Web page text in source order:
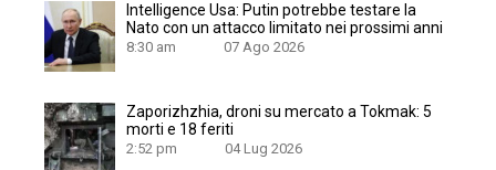
Intelligence Usa: Putin potrebbe testare la
Nato con un attacco limitato nei prossimi anni
8:30 am 07 Ago 2026
Zaporizhzhia, droni su mercato a Tokmak: 5
morti e 18 feriti
2:52 pm 04 Lug 2026